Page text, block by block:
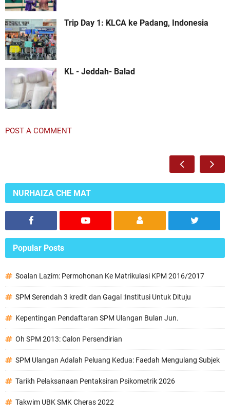
Trip Day 1: KLCA ke Padang, Indonesia
KL - Jeddah- Balad
POST A COMMENT
NURHAIZA CHE MAT
Popular Posts
Soalan Lazim: Permohonan Ke Matrikulasi KPM 2016/2017
SPM Serendah 3 kredit dan Gagal :Institusi Untuk Dituju
Kepentingan Pendaftaran SPM Ulangan Bulan Jun.
Oh SPM 2013: Calon Persendirian
SPM Ulangan Adalah Peluang Kedua: Faedah Mengulang Subjek
Tarikh Pelaksanaan Pentaksiran Psikometrik 2026
Takwim UBK SMK Cheras 2022